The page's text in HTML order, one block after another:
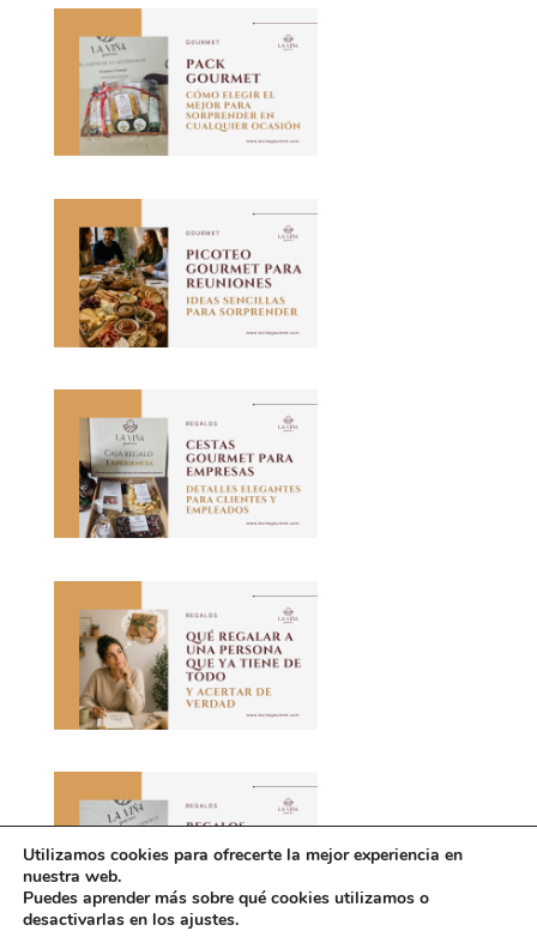
Utilizamos cookies para ofrecerte la mejor experiencia en
nuestra web.
Puedes aprender más sobre qué cookies utilizamos o
desactivarlas en los ajustes.